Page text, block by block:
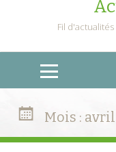
Fil
MENU
WIDGETS
RECHERCHE
Mois : avril